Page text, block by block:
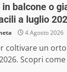
balcone o
a luglio
4 Agosto 2026
coltivare un
Scopri